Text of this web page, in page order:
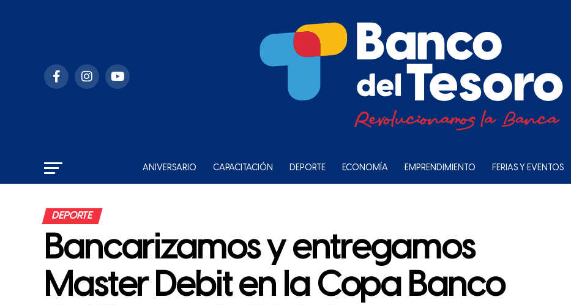
ANIVERSARIO CAPACITACIÓN DEPORTE ECONOMÍA EMPRENDIMIENTO FERIAS Y EVENTOS
DEPORTE
Bancarizamos y entregamos
Master Debit en la Copa Banco